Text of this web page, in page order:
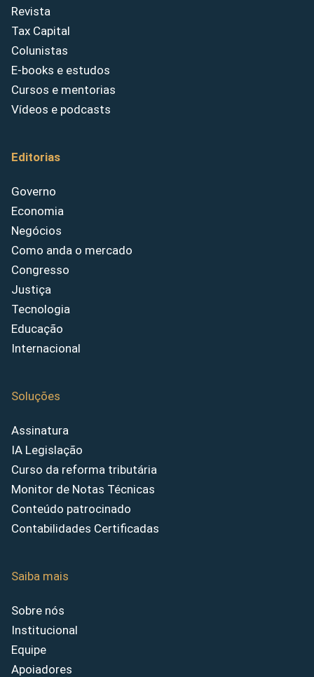
Revista
Tax Capital
Colunistas
E-books e estudos
Cursos e mentorias
Vídeos e podcasts
Editorias
Governo
Economia
Negócios
Como anda o mercado
Congresso
Justiça
Tecnologia
Educação
Internacional
Soluções
Assinatura
IA Legislação
Curso da reforma tributária
Monitor de Notas Técnicas
Conteúdo patrocinado
Contabilidades Certificadas
Saiba mais
Sobre nós
Institucional
Equipe
Apoiadores